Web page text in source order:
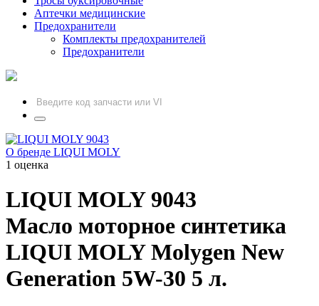
Аптечки медицинские
Предохранители
Комплекты предохранителей
Предохранители
О бренде LIQUI MOLY
1 оценка
LIQUI MOLY9043
Масло моторное синтетика
LIQUI MOLY Molygen New
Generation 5W-30 5 л.